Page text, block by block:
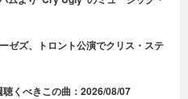
ゼズ、トロント公演でクリス・ステ
くべきこの曲：2026/08/07